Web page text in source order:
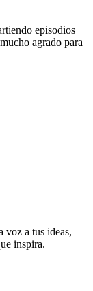
episodios
agrado para
voz a tus ideas,
inspira.